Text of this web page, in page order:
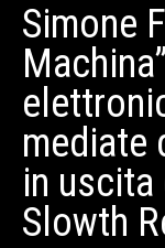
Simone
mediate
in
Slowth